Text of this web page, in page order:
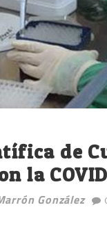
de
la
González